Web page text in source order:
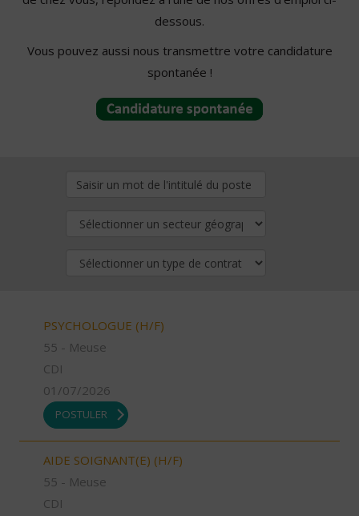
dessous.
Vous pouvez aussi nous transmettre votre candidature
spontanée !
PSYCHOLOGUE (H/F)
55 - Meuse
CDI
01/07/2026
POSTULER
AIDE SOIGNANT(E) (H/F)
55 - Meuse
CDI